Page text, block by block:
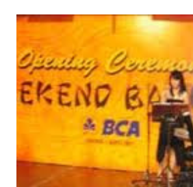
UI Kelapa Dua, Depok. Kebetulan dekat
tinggal. Sebenarnya ini kedua kalinya
pertama sudah mencapai 4.000an
waktu pergantian standar oli X-Ten bisa
lipat dibandingkan oli biasa, bisa ganti oli
5.000 km. Tapi, tetap saya ganti buat
motor. Spesifikasi Oli Nama Produk : XT